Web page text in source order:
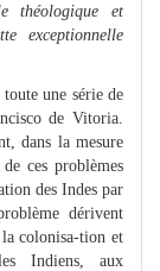
théologique et
exceptionnelle
une série de
de Vitoria.
dans la mesure
ces problèmes
des Indes par
dérivent
colonisa-tion et
Indiens, aux